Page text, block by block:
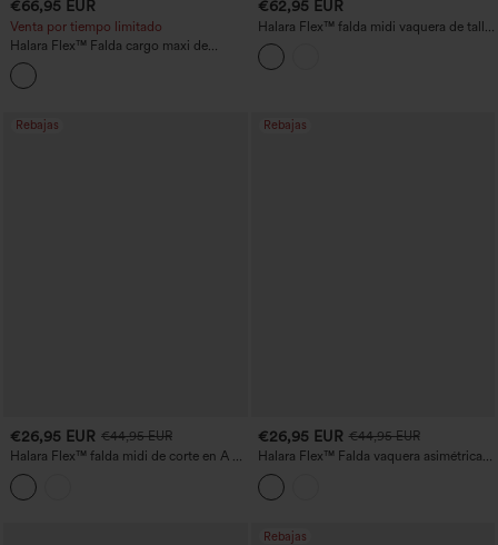
€66,95 EUR
Venta por tiempo limitado
Halara Flex™ Falda cargo maxi de
denim, corte A, de talle medio, con
bolsillo con cremallera, estilo casual
€62,95 EUR
Halara Flex™ falda midi vaquera de talle
medio, corte evasé casual, con panel de
malla con estampado de leopardo a
contraste y bolsillos
Rebajas
€26,95 EUR €44,95 EUR
Halara Flex™ falda midi de corte en A en
denim lavado, de talle alto con bolsillos,
estilo casual
Rebajas
€26,95 EUR €44,95 EUR
Halara Flex™ Falda vaquera asimétrica
de tiro medio con bolsillos
Rebajas